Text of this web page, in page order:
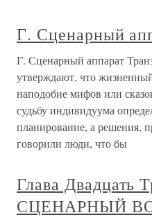
Г. Сценарный
Г. Сценарный аппарат
утверждают, что
наподобие мифов или
судьбу индивидуума
планирование, а решения,
говорили люди, что бы
Глава Двадцать
СЦЕНАРНЫЙ